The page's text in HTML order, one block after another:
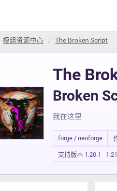
模组资源中心 The Broken Script
The
Broken
我在这里
forge / neoforge
支持版本 1.20.1 -